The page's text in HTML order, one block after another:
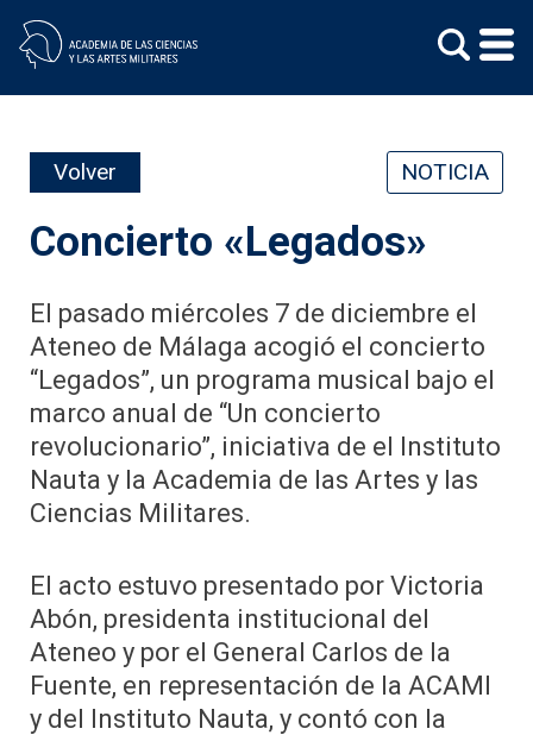
content
Volver NOTICIA
Concierto «Legados»
El pasado miércoles 7 de diciembre el
Ateneo de Málaga acogió el concierto
“Legados”, un programa musical bajo el
marco anual de “Un concierto
revolucionario”, iniciativa de el Instituto
Nauta y la Academia de las Artes y las
Ciencias Militares.
El acto estuvo presentado por Victoria
Abón, presidenta institucional del
Ateneo y por el General Carlos de la
Fuente, en representación de la ACAMI
y del Instituto Nauta, y contó con la